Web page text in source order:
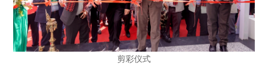
剪彩仪式